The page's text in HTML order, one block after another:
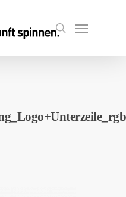
search
Menu